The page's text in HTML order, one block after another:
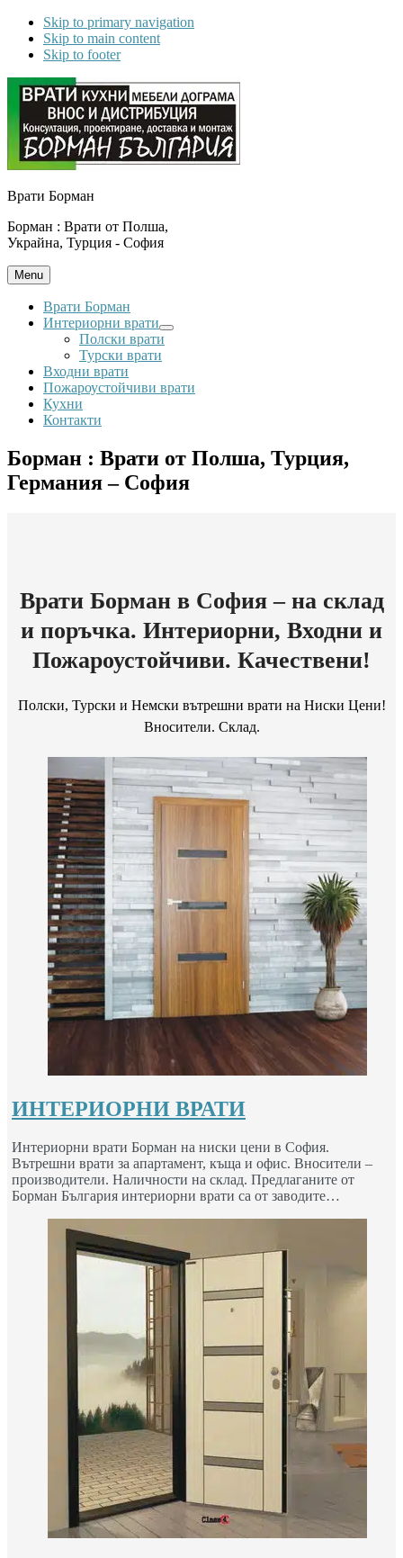
Skip to primary navigation
Skip to main content
Skip to footer
Врати Борман
Борман : Врати от Полша,
Украйна, Турция - София
Menu
Врати Борман
Интериорни врати
Submenu
Полски врати
Турски врати
Входни врати
Пожароустойчиви врати
Кухни
Контакти
Борман : Врати от Полша, Турция,
Германия – София
Врати Борман в София – на склад
и поръчка. Интериорни, Входни и
Пожароустойчиви. Качествени!
Полски, Турски и Немски вътрешни врати на Ниски Цени!
Вносители. Склад.
ИНТЕРИОРНИ ВРАТИ
Интериорни врати Борман на ниски цени в София.
Вътрешни врати за апартамент, къща и офис. Вносители –
производители. Наличности на склад. Предлаганите от
Борман България интериорни врати са от заводите…